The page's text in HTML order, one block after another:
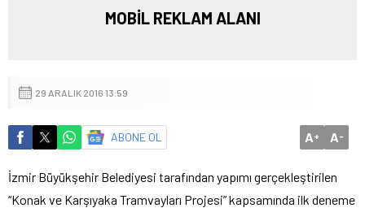
MOBİL REKLAM ALANI
29 ARALIK 2016 13:59
ABONE OL A+ A-
İzmir Büyükşehir Belediyesi tarafından yapımı gerçekleştirilen
“Konak ve Karşıyaka Tramvayları Projesi” kapsamında ilk deneme